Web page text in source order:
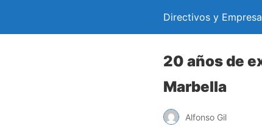
Directivos y
20 años de
Marbella
Alfonso Gil